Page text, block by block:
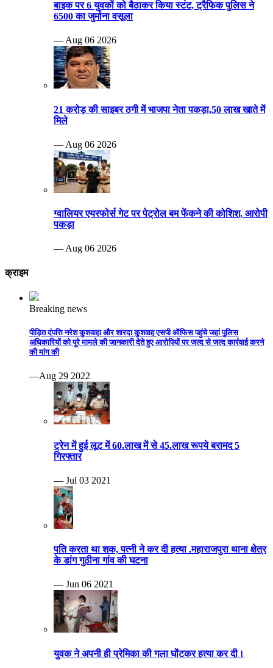
बाइक पर 6 युवकों को बैठाकर किया स्टंट, ट्रैफिक पुलिस ने
6500 का जुर्माना वसूला
— Aug 06 2026
21 करोड़ की साइबर ठगी में भाजपा नेता पकड़ा,50 लाख खाते में
मिले
— Aug 06 2026
ग्वालियर एयरफोर्स गेट पर पेट्रोल बम फेंकने की कोशिश, आरोपी
पकड़ा
— Aug 06 2026
क्राइम
Breaking news
पीड़ित दंपत्ति नरेश कुशवाहा और शारदा कुशवाह एसपी ऑफिस पहुंचे जहां पुलिस
अधिकारियों को पूरे मामले की जानकारी देते हुए आरोपियों पर जल्द से जल्द कार्रवाई करने
की मांग की
—Aug 29 2022
ट्रेन में हुई लूट में 60.लाख में से 45.लाख रूपये बरामद 5
गिरफ्तार
— Jul 03 2021
पति करता था शक, पत्नी ने कर दी हत्या .महाराजपुरा थाना क्षेत्र
के डांग गुठीना गांव की घटना
— Jun 06 2021
युवक ने अपनी ही प्रेमिका की गला घोंटकर हत्या कर दी।